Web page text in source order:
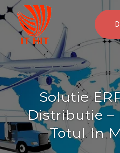
Solutie
Distributie –
Totul In